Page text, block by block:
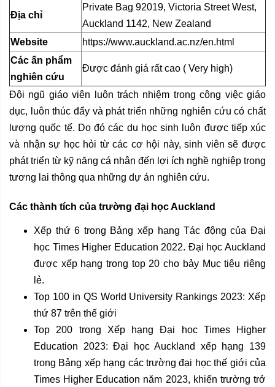
Địa chỉ
Private Bag 92019, Victoria Street West,
Auckland 1142, New Zealand
Website
https://www.auckland.ac.nz/en.html
Các ấn phẩm
nghiên cứu
Được đánh giá rất cao ( Very high)
Đội ngũ giáo viên luôn trách nhiệm trong công việc giáo
dục, luôn thúc đẩy và phát triển những nghiên cứu có chất
lượng quốc tế. Do đó các du học sinh luôn được tiếp xúc
và nhận sự học hỏi từ các cơ hội này, sinh viên sẽ được
phát triển từ kỹ năng cá nhân đến lợi ích nghề nghiệp trong
tương lai thông qua những dự án nghiên cứu.
Các thành tích của trường đại học Auckland
Xếp thứ 6 trong Bảng xếp hạng Tác động của Đại
học Times Higher Education 2022. Đại học Auckland
được xếp hạng trong top 20 cho bảy Mục tiêu riêng
lẻ.
Top 100 in QS World University Rankings 2023: Xếp
thứ 87 trên thế giới
Top 200 trong Xếp hạng Đại học Times Higher
Education 2023: Đại học Auckland xếp hạng 139
trong Bảng xếp hạng các trường đại học thế giới của
Times Higher Education năm 2023, khiến trường trở